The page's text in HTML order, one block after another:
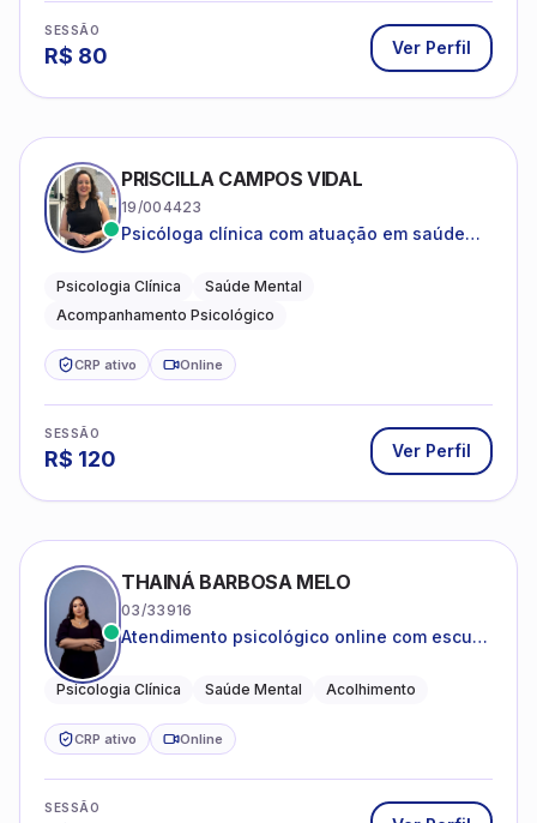
SESSÃO
R$ 80 Ver Perfil
PRISCILLA CAMPOS VIDAL
19/004423
Psicóloga clínica com atuação em saúde
Psicologia Clínica
Saúde Mental
Acompanhamento Psicológico
CRP ativo Online
SESSÃO
R$ 120 Ver Perfil
THAINÁ BARBOSA MELO
03/33916
Atendimento psicológico online com escuta
emocional
Psicologia Clínica Saúde Mental Acolhimento
CRP ativo Online
SESSÃO